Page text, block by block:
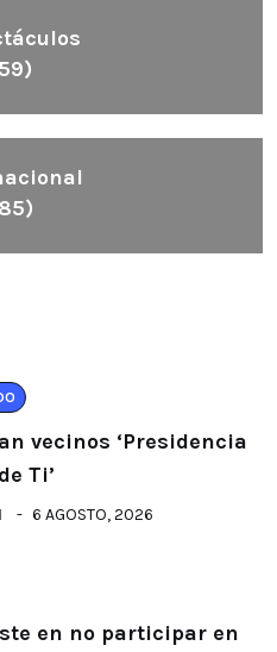
vecinos ‘Presidencia
Ti’
6 AGOSTO, 2026
en no participar en